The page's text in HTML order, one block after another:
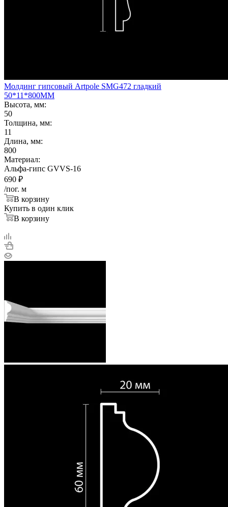
Молдинг гипсовый Artpole SMG472 гладкий
50*11*800ММ
Высота, мм:
50
Толщина, мм:
11
Длина, мм:
800
Материал:
Альфа-гипс GVVS-16
690 ₽
/пог. м
В корзину
Купить в один клик
В корзину